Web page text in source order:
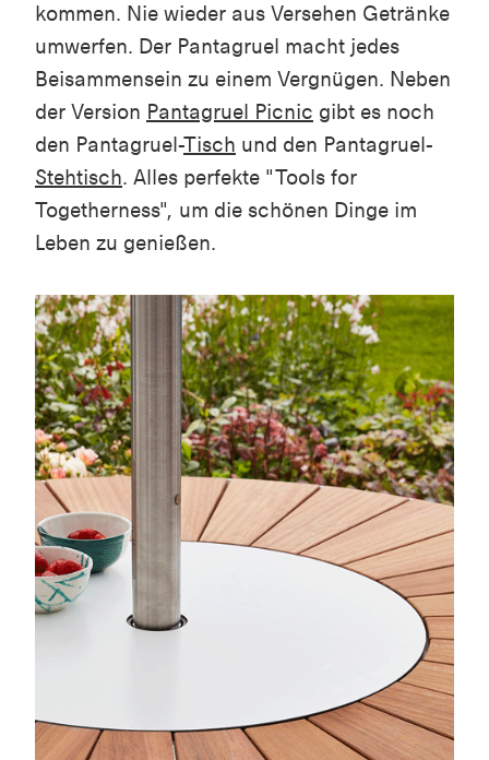
kommen. Nie wieder aus Versehen Getränke
umwerfen. Der Pantagruel macht jedes
Beisammensein zu einem Vergnügen. Neben
der Version Pantagruel Picnic gibt es noch
den Pantagruel-Tisch und den Pantagruel-
Stehtisch. Alles perfekte "Tools for
Togetherness", um die schönen Dinge im
Leben zu genießen.